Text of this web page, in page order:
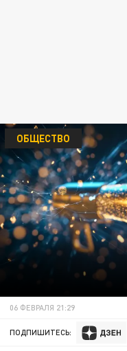
ОБЩЕСТВО
06 ФЕВРАЛЯ 21:29
ПОДПИШИТЕСЬ: